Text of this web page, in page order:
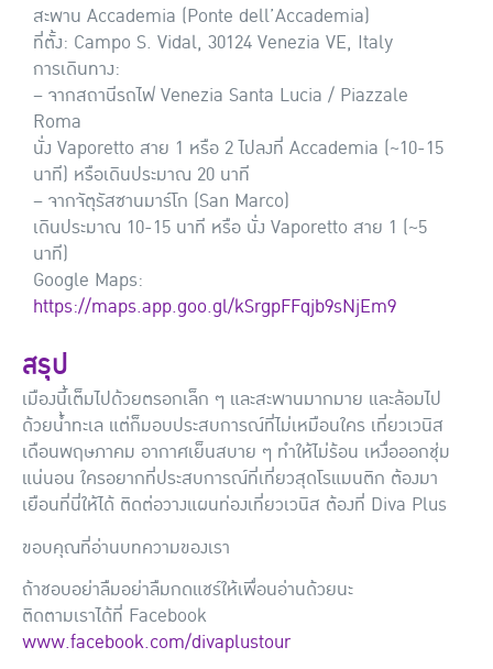
สะพาน Accademia (Ponte dell’Accademia)
ที่ตั้ง: Campo S. Vidal, 30124 Venezia VE, Italy
การเดินทาง:
– จากสถานีรถไฟ Venezia Santa Lucia / Piazzale
Roma
นั่ง Vaporetto สาย 1 หรือ 2 ไปลงที่ Accademia (~10-15
นาที) หรือเดินประมาณ 20 นาที
– จากจัตุรัสซานมาร์โก (San Marco)
เดินประมาณ 10-15 นาที หรือ นั่ง Vaporetto สาย 1 (~5
นาที)
Google Maps:
https://maps.app.goo.gl/kSrgpFFqjb9sNjEm9
สรุป
เมืองนี้เต็มไปด้วยตรอกเล็ก ๆ และสะพานมากมาย และล้อมไป
ด้วยน้ำทะเล แต่ก็มอบประสบการณ์ที่ไม่เหมือนใคร เที่ยวเวนิส
เดือนพฤษภาคม อากาศเย็นสบาย ๆ ทำให้ไม่ร้อน เหงื่อออกชุ่ม
แน่นอน ใครอยากที่ประสบการณ์ที่เที่ยวสุดโรแมนติก ต้องมา
เยือนที่นี่ให้ได้ ติดต่อวางแผนท่องเที่ยวเวนิส ต้องที่ Diva Plus
ขอบคุณที่อ่านบทความของเรา
ถ้าชอบอย่าลืมอย่าลืมกดแชร์ให้เพื่อนอ่านด้วยนะ
ติดตามเราได้ที่ Facebook
www.facebook.com/divaplustour